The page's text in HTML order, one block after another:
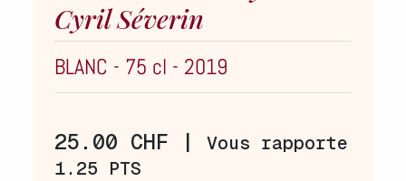
Cyril Séverin
BLANC - 75 cl - 2019
25.00 CHF | Vous rapporte
1.25 PTS